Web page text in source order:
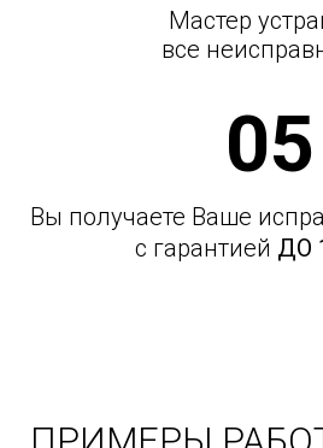
Мастер
все
05
Вы получаете Ваше
с гарантией ДО